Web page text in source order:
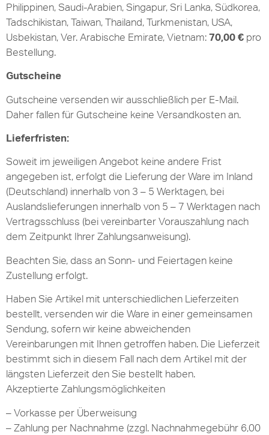
Philippinen, Saudi-Arabien, Singapur, Sri Lanka, Südkorea,
Tadschikistan, Taiwan, Thailand, Turkmenistan, USA,
Usbekistan, Ver. Arabische Emirate, Vietnam: 70,00 € pro
Bestellung.
Gutscheine
Gutscheine versenden wir ausschließlich per E-Mail.
Daher fallen für Gutscheine keine Versandkosten an.
Lieferfristen:
Soweit im jeweiligen Angebot keine andere Frist
angegeben ist, erfolgt die Lieferung der Ware im Inland
(Deutschland) innerhalb von 3 – 5 Werktagen, bei
Auslandslieferungen innerhalb von 5 – 7 Werktagen nach
Vertragsschluss (bei vereinbarter Vorauszahlung nach
dem Zeitpunkt Ihrer Zahlungsanweisung).
Beachten Sie, dass an Sonn- und Feiertagen keine
Zustellung erfolgt.
Haben Sie Artikel mit unterschiedlichen Lieferzeiten
bestellt, versenden wir die Ware in einer gemeinsamen
Sendung, sofern wir keine abweichenden
Vereinbarungen mit Ihnen getroffen haben. Die Lieferzeit
bestimmt sich in diesem Fall nach dem Artikel mit der
längsten Lieferzeit den Sie bestellt haben.
Akzeptierte Zahlungsmöglichkeiten
– Vorkasse per Überweisung
– Zahlung per Nachnahme (zzgl. Nachnahmegebühr 6,00